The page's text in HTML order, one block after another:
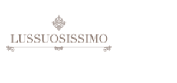
contenuto